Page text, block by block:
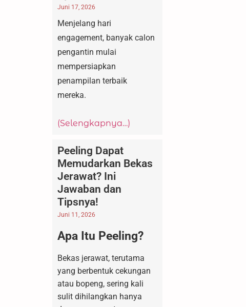
Juni 17, 2026
Menjelang hari
engagement, banyak calon
pengantin mulai
mempersiapkan
penampilan terbaik
mereka.
(Selengkapnya…)
Peeling Dapat
Memudarkan Bekas
Jerawat? Ini
Jawaban dan
Tipsnya!
Juni 11, 2026
Apa Itu Peeling?
Bekas jerawat, terutama
yang berbentuk cekungan
atau bopeng, sering kali
sulit dihilangkan hanya